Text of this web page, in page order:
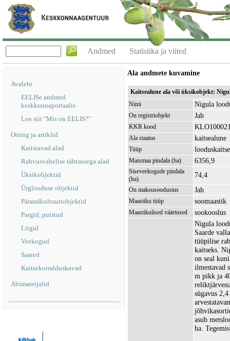
Andmed Statistika ja viited
Avaleht
EELISe andmed
keskkonnaportaalis
Loe siit "Mis on EELIS?"
Otsing ja artiklid
Kaitstavad alad
Rahvusvahelise tähtsusega alad
Üksikobjektid
Ürglooduse objektid
Pärandkultuuriobjektid
Pargid, puistud
Liigid
Veekogud
Saared
Kaitsekorralduskavad
Abimaterjalid
Ala andmete kuvamine
Kaitsealune ala või üksikobjekt:
Nimi
Nigula
On registriobjekt Jah
KKR kood
Ala staatus kaitsealune
Tüüp
Maismaa pindala (ha) 6356,9
Siseveekogude pindala
(ha)
74,4
On maksusoodustus Jah
Maastiku tüüp soomaastik
Maastikulised väärtused sookooslus
Nigula
Saarde
tüüpilise
kaitseks.
on seal
ilmestavad
m pikk ja
sügavus
asub
ha.